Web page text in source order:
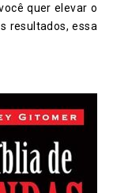
quer elevar o
resultados, essa